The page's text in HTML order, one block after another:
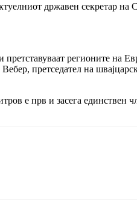
државен секретар
претставуваат регионите
претседател на
е прв и засега единствен